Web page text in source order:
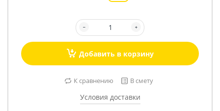
Добавить в корзину
К сравнению В смету
Условия доставки